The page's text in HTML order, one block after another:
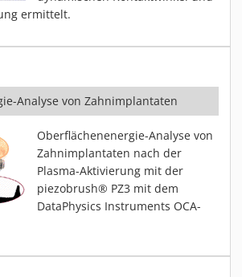
ermittelt.
Analyse von Zahnimplantaten
Oberflächenenergie-Analyse von
Zahnimplantaten nach der
Plasma-Aktivierung mit der
piezobrush® PZ3 mit dem
DataPhysics Instruments OCA-